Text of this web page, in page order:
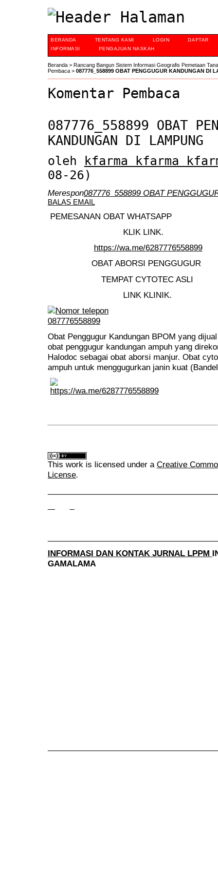
BERANDA TENTANG KAMI LOGIN
DAFTAR
INFORMASI
PENGAJUAN NASKAH
Beranda > Rancang Bangun Sistem Informasi Geografis Pemetaan
Pembaca > 087776_558899 OBAT PENGGUGUR KANDUNGAN DI
Komentar Pembaca
087776_558899 OBAT
KANDUNGAN DI LAMPUNG
oleh
kfarma kfarma
08-26)
Merespon087776_558899 OBAT
BALAS EMAIL
PEMESANAN OBAT WHATSAPP
KLIK LINK.
https://wa.me/6287776558899
OBAT ABORSI PENGGUGUR
TEMPAT CYTOTEC ASLI
LINK KLINIK.
Obat Penggugur Kandungan BPOM yang
obat penggugur kandungan ampuh yang
Halodoc sebagai obat aborsi manjur. Obat
ampuh untuk menggugurkan janin kuat
This work is licensed under a Creative
License.
INFORMASI DAN KONTAK JURNAL LPPM
GAMALAMA